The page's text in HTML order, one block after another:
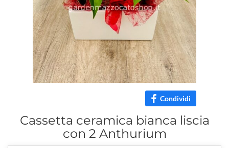
Condividi
Cassetta ceramica bianca liscia
con 2 Anthurium